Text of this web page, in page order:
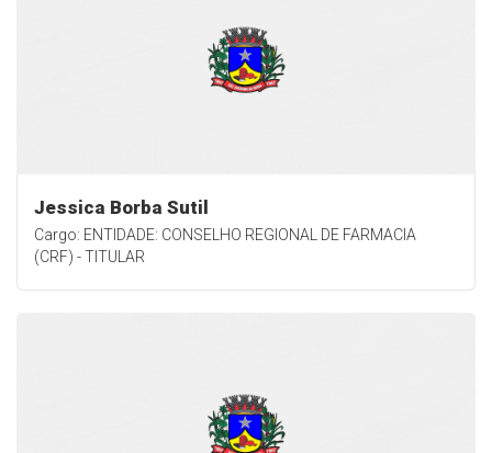
Jessica Borba Sutil
Cargo: ENTIDADE: CONSELHO REGIONAL DE FARMACIA
(CRF) - TITULAR